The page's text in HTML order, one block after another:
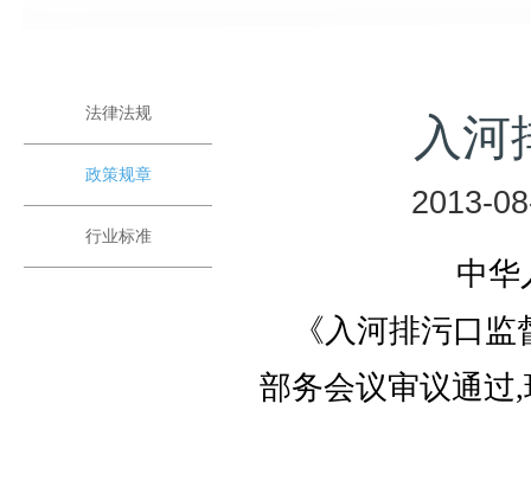
法律法规
政策规章
行业标准
入河
2013-
中华
《入河排污口
部务会议审议通过